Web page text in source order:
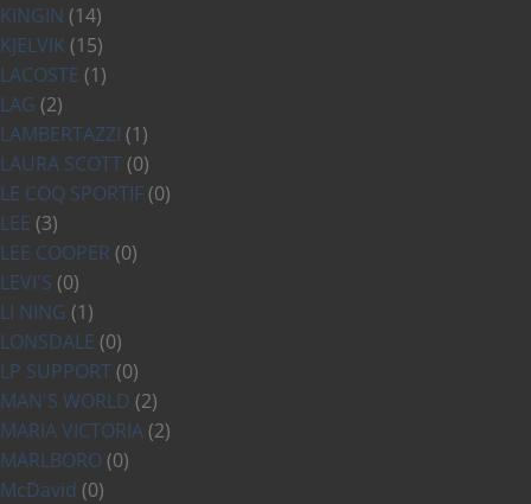
KINGIN (14)
KJELVIK (15)
LACOSTE (1)
LAG (2)
LAMBERTAZZI (1)
LAURA SCOTT (0)
LE COQ SPORTIF (0)
LEE (3)
LEE COOPER (0)
LEVI'S (0)
LI NING (1)
LONSDALE (0)
LP SUPPORT (0)
MAN'S WORLD (2)
MARIA VICTORIA (2)
MARLBORO (0)
McDavid (0)